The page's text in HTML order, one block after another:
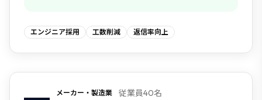
エンジニア採用 工数削減 返信率向上
メーカー・製造業 従業員40名